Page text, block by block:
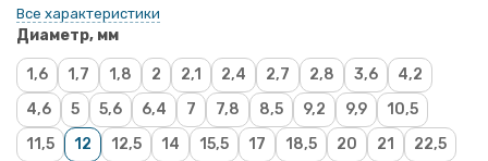
Все характеристики
Диаметр, мм
1,6 1,7 1,8 2 2,1 2,4 2,7 2,8 3,6
4,2
4,6
5 5,6 6,4 7 7,8 8,5 9,2 9,9
10,5
11,5
12 12,5 14 15,5 17 18,5 20 21
22,5